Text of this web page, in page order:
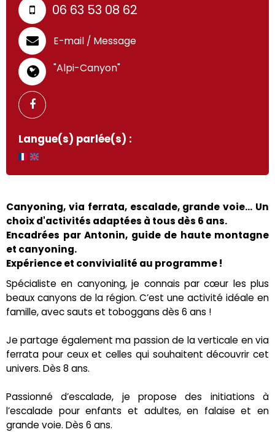
06 63 53 08 62
E-mail / Message
"Alpi-Canyon"
Langue(s) parlée(s) :
Canyoning, via ferrata, escalade, grande voie... Un
choix d'activités adaptées à tous dès 6 ans.
Encadrées par Antonin, guide de haute montagne
et canyoning.
Expérience et convivialité au programme !
Spécialiste en canyoning, je connais par cœur les plus
beaux canyons de la région. C’est une activité idéale en
famille, avec sauts et toboggans dès 6 ans !
Je partage également ma passion de la verticale en via
ferrata pour ceux et celles qui souhaitent découvrir cet
univers. Dès 8 ans.
Passionné d’escalade, je propose des initiations à
l’escalade pour enfants et adultes, en falaise et en
grande voie. Dès 6 ans.